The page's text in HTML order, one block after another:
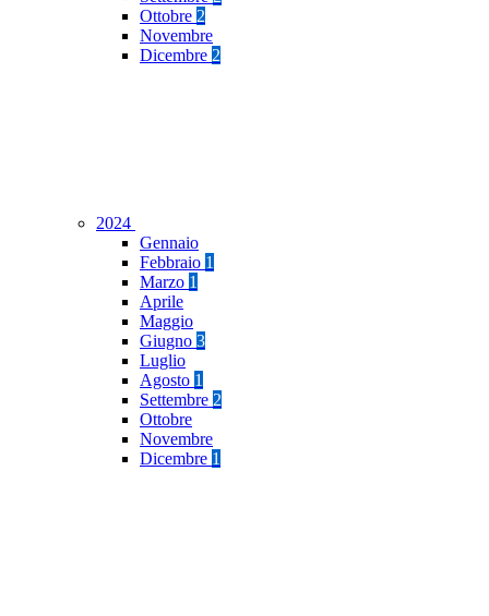
Ottobre 2
Novembre
Dicembre 2
2024
Gennaio
Febbraio 1
Marzo 1
Aprile
Maggio
Giugno 3
Luglio
Agosto 1
Settembre 2
Ottobre
Novembre
Dicembre 1